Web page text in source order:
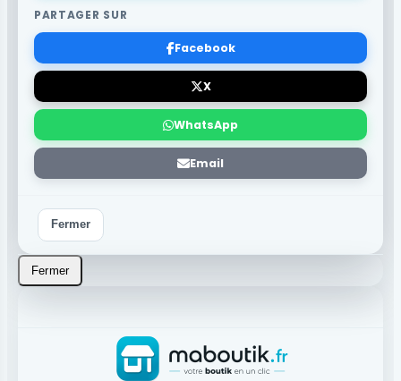
PARTAGER SUR
Facebook
X
WhatsApp
Email
Fermer
Fermer